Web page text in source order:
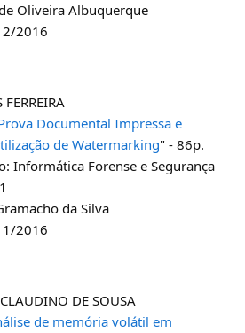
Oliveira Albuquerque
2016
Documental Impressa e
de Watermarking" - 86p.
Informática Forense e Segurança
da Silva
2016
DE SOUSA
de memória volátil em